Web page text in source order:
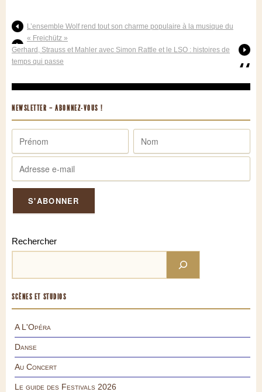
L’ensemble Wolf rend tout son charme populaire à la musique du
« Freichütz »
Gerhard, Strauss et Mahler avec Simon Rattle et le LSO : histoires de
temps qui passe
NEWSLETTER – ABONNEZ-VOUS !
Rechercher
SCÈNES ET STUDIOS
A L'Opéra
Danse
Au Concert
Le guide des Festivals 2026